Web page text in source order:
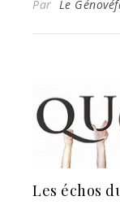
Par Le
Les échos